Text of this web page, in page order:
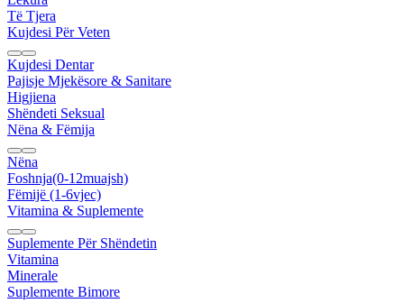
Të Tjera
Kujdesi Për Veten
Kujdesi Dentar
Pajisje Mjekësore & Sanitare
Higjiena
Shëndeti Seksual
Nëna & Fëmija
Nëna
Foshnja(0-12muajsh)
Fëmijë (1-6vjec)
Vitamina & Suplemente
Suplemente Për Shëndetin
Vitamina
Minerale
Suplemente Bimore